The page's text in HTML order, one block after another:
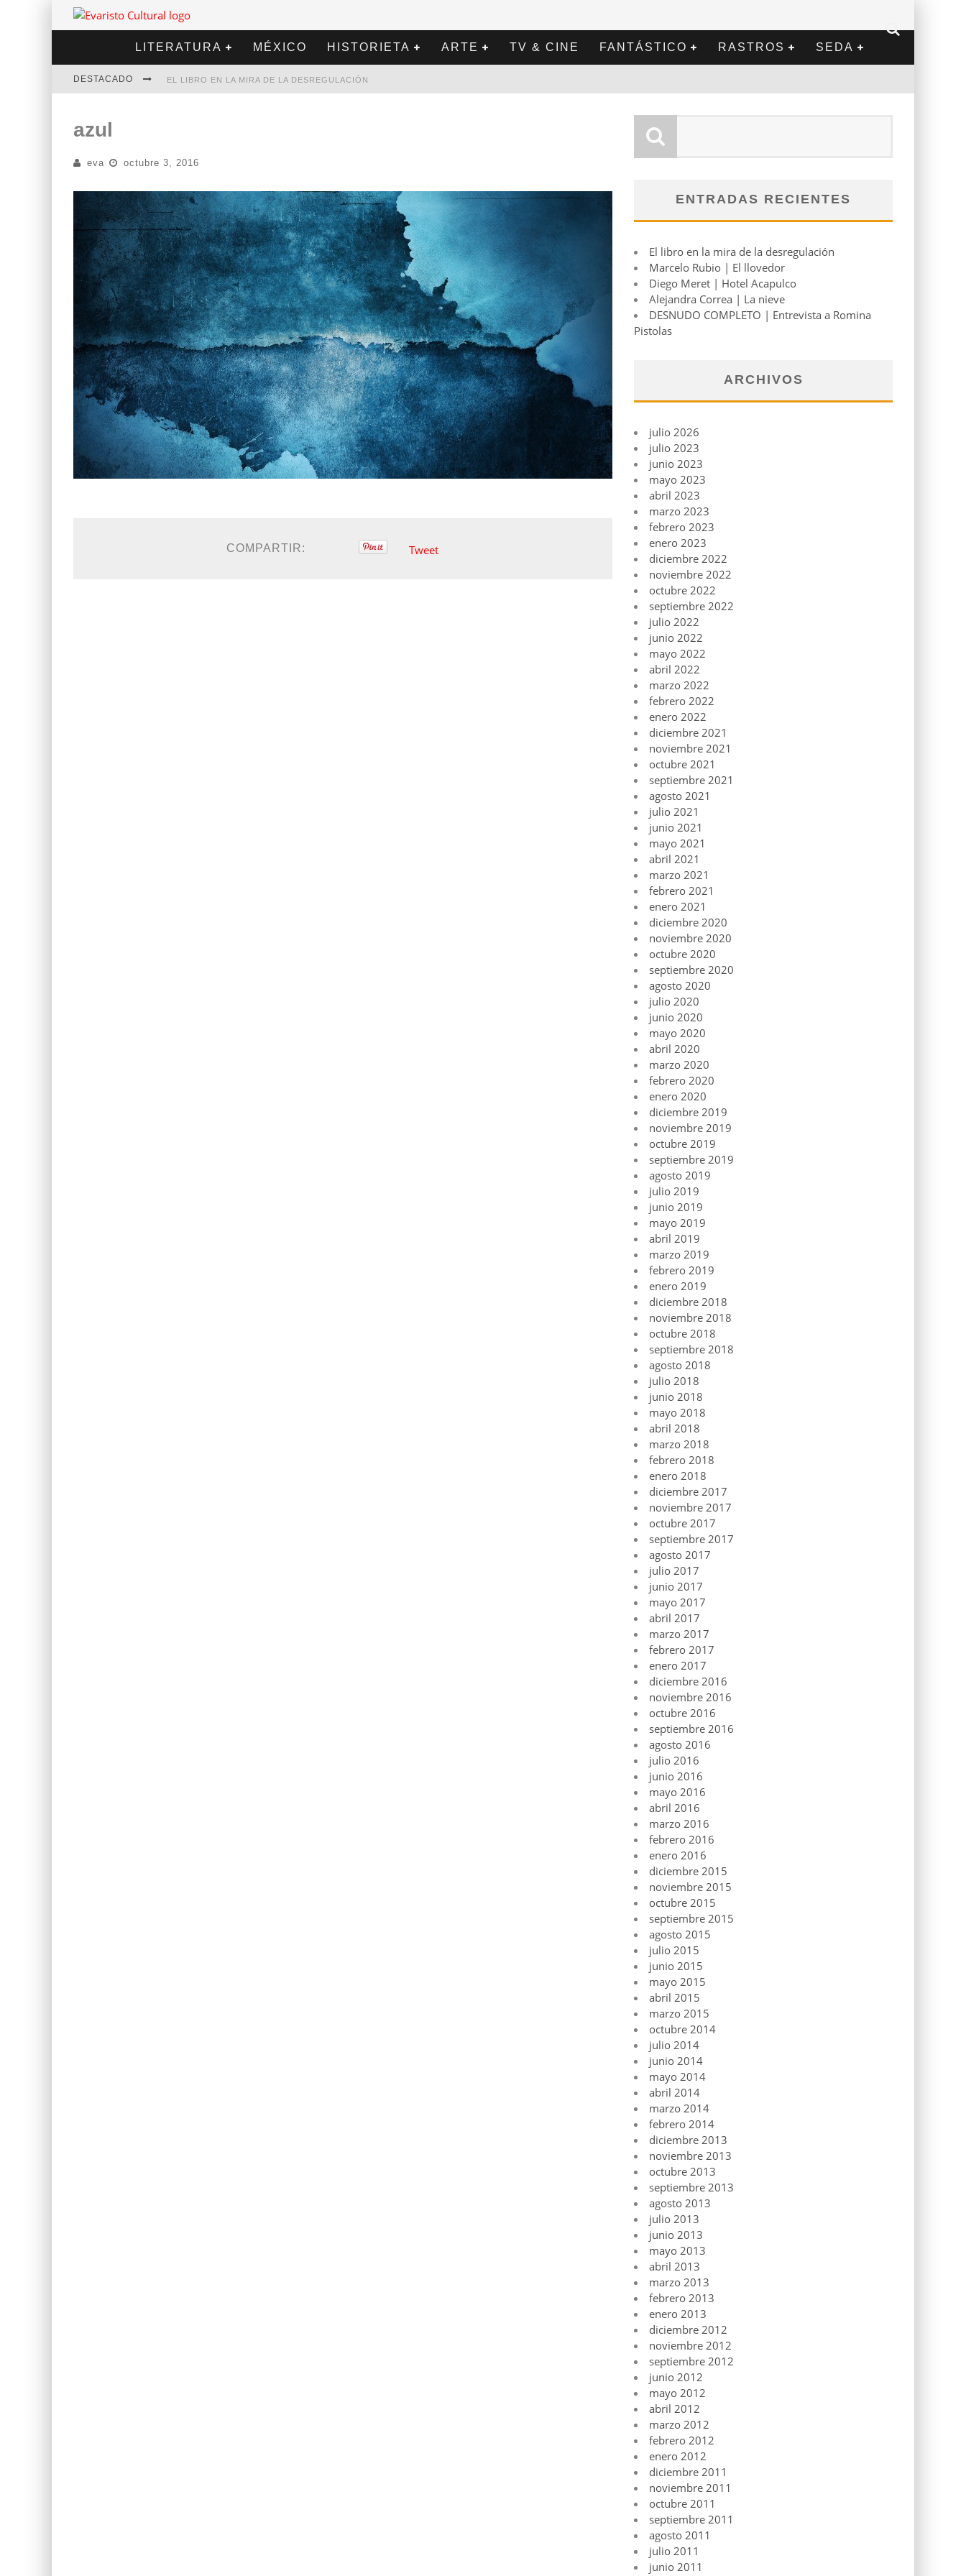
LITERATURA MÉXICO HISTORIETA ARTE TV & CINE FANTÁSTICO RASTROS SEDA
DESTACADO EL LIBRO EN LA MIRA DE LA DESREGULACIÓN
ALEJANDRA CORREA | LA NIEVE
azul
eva octubre 3, 2016
COMPARTIR: Tweet
ENTRADAS RECIENTES
El libro en la mira de la desregulación
Marcelo Rubio | El llovedor
Diego Meret | Hotel Acapulco
Alejandra Correa | La nieve
DESNUDO COMPLETO | Entrevista a Romina
Pistolas
ARCHIVOS
julio 2026
julio 2023
junio 2023
mayo 2023
abril 2023
marzo 2023
febrero 2023
enero 2023
diciembre 2022
noviembre 2022
octubre 2022
septiembre 2022
julio 2022
junio 2022
mayo 2022
abril 2022
marzo 2022
febrero 2022
enero 2022
diciembre 2021
noviembre 2021
octubre 2021
septiembre 2021
agosto 2021
julio 2021
junio 2021
mayo 2021
abril 2021
marzo 2021
febrero 2021
enero 2021
diciembre 2020
noviembre 2020
octubre 2020
septiembre 2020
agosto 2020
julio 2020
junio 2020
mayo 2020
abril 2020
marzo 2020
febrero 2020
enero 2020
diciembre 2019
noviembre 2019
octubre 2019
septiembre 2019
agosto 2019
julio 2019
junio 2019
mayo 2019
abril 2019
marzo 2019
febrero 2019
enero 2019
diciembre 2018
noviembre 2018
octubre 2018
septiembre 2018
agosto 2018
julio 2018
junio 2018
mayo 2018
abril 2018
marzo 2018
febrero 2018
enero 2018
diciembre 2017
noviembre 2017
octubre 2017
septiembre 2017
agosto 2017
julio 2017
junio 2017
mayo 2017
abril 2017
marzo 2017
febrero 2017
enero 2017
diciembre 2016
noviembre 2016
octubre 2016
septiembre 2016
agosto 2016
julio 2016
junio 2016
mayo 2016
abril 2016
marzo 2016
febrero 2016
enero 2016
diciembre 2015
noviembre 2015
octubre 2015
septiembre 2015
agosto 2015
julio 2015
junio 2015
mayo 2015
abril 2015
marzo 2015
octubre 2014
julio 2014
junio 2014
mayo 2014
abril 2014
marzo 2014
febrero 2014
diciembre 2013
noviembre 2013
octubre 2013
septiembre 2013
agosto 2013
julio 2013
junio 2013
mayo 2013
abril 2013
marzo 2013
febrero 2013
enero 2013
diciembre 2012
noviembre 2012
septiembre 2012
junio 2012
mayo 2012
abril 2012
marzo 2012
febrero 2012
enero 2012
diciembre 2011
noviembre 2011
octubre 2011
septiembre 2011
agosto 2011
julio 2011
junio 2011